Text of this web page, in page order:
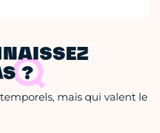
?
mais qui valent le